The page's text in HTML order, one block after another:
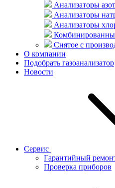
Анализаторы
Анализаторы
Анализаторы
Снятое с
О компании
Подобрать газоанализатор
Новости
Сервис
Гарантийный
Проверка приборов